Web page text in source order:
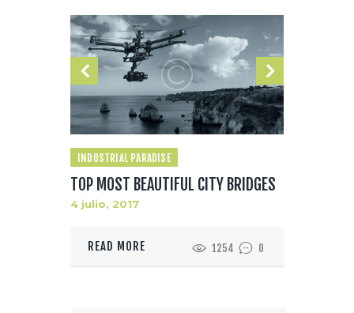
INDUSTRIAL PARADISE
TOP MOST BEAUTIFUL CITY BRIDGES
4 julio, 2017
READ MORE 1254 0